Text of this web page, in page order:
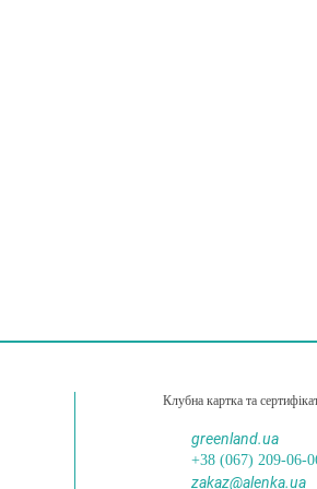
Клубна картка та
greenland.ua
+38 (067) 209-06-
zakaz@alenka.ua